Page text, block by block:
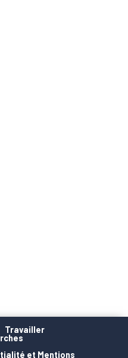
Travailler
et Mentions